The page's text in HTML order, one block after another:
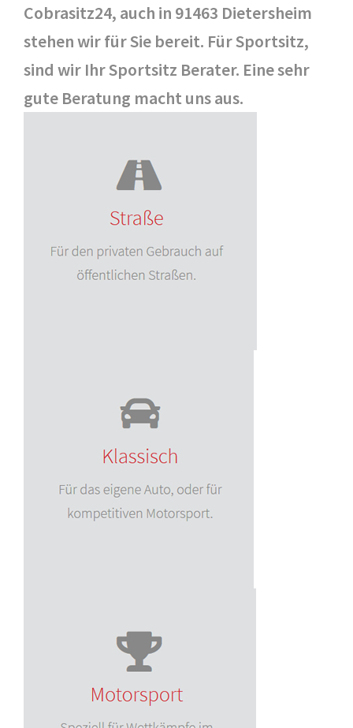
Cobrasitz24, auch in 91463 Dietersheim
stehen wir für Sie bereit. Für Sportsitz,
sind wir Ihr Sportsitz Berater. Eine sehr
gute Beratung macht uns aus.